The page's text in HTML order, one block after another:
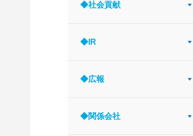
◆社会貢献
◆IR
◆広報
◆関係会社